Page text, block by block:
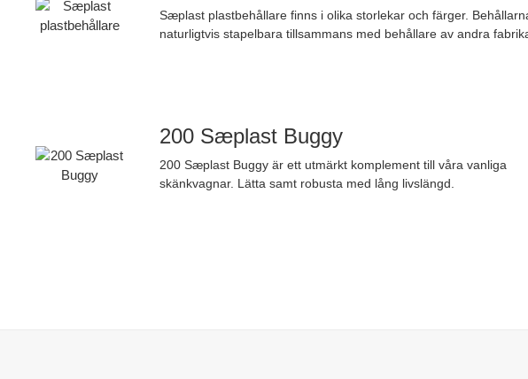
Sæplast plastbehållare finns i olika storlekar och färger.
naturligtvis stapelbara tillsammans med behållare av andra
200 Sæplast Buggy
200 Sæplast Buggy är ett utmärkt komplement till våra vanliga
skänkvagnar. Lätta samt robusta med lång livslängd.